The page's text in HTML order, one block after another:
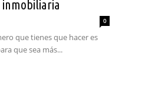
inmobiliaria
0
que tienes que hacer es
que sea más...